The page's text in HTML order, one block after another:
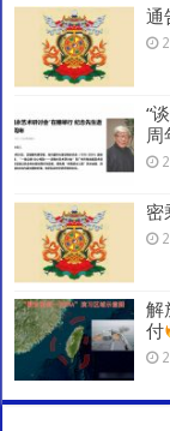
通
“
周
密
解
付